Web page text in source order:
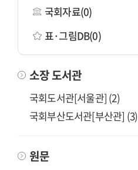
국회자료(0)
표·그림DB(0)
소장 도서관
국회도서관[서울관] (2)
국회부산도서관[부산관] (3)
원문